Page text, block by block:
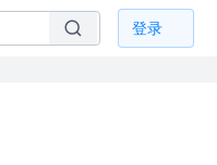
登录